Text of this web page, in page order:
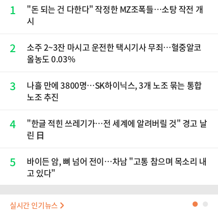
1
"돈 되는 건 다한다" 작정한 MZ조폭들…소탕 작전 개
시
2
소주 2~3잔 마시고 운전한 택시기사 무죄…혈중알코
올농도 0.03%
3
나흘 만에 3800명…SK하이닉스, 3개 노조 묶는 통합
노조 추진
4
"한글 적힌 쓰레기가…전 세계에 알려버릴 것" 경고 날
린 日
5
바이든 암, 뼈 넘어 전이…차남 "고통 참으며 목소리 내
고 있다"
실시간 인기뉴스 ●